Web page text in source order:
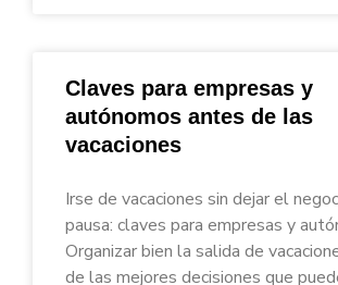
Claves para empresas y
autónomos antes de las
vacaciones
Irse de vacaciones sin dejar el
pausa: claves para empresas y
Organizar bien la salida de
de las mejores decisiones que